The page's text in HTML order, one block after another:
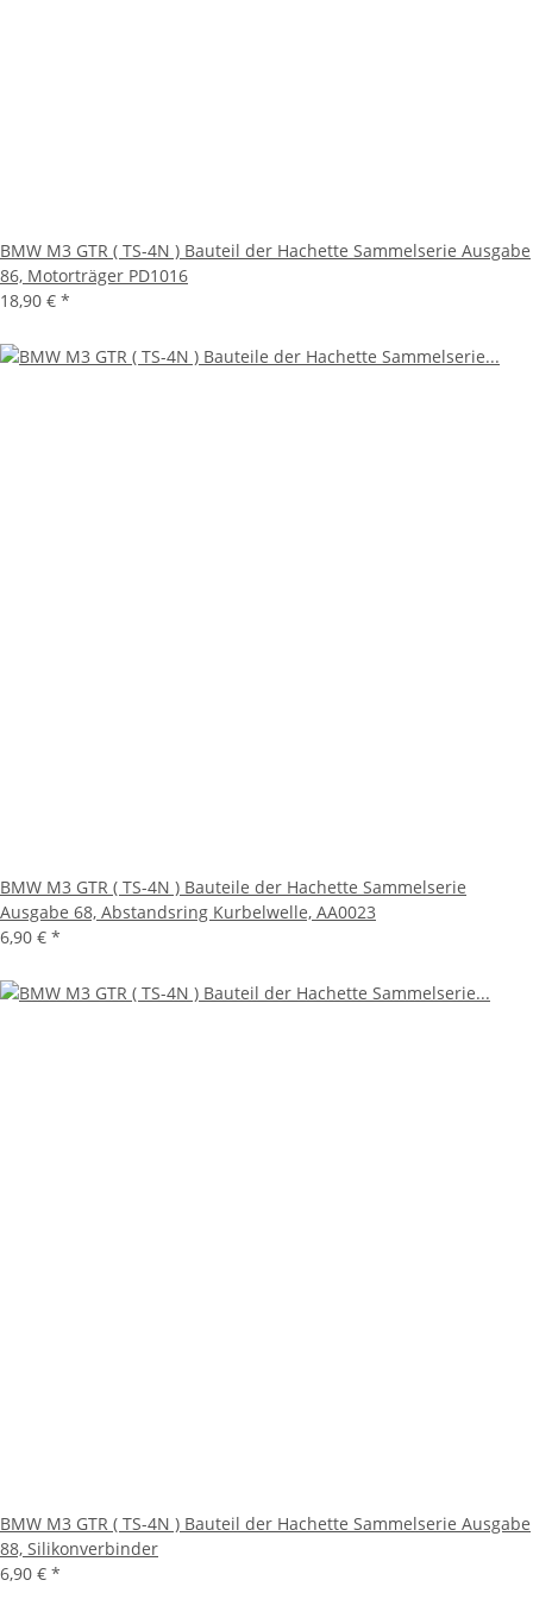
BMW M3 GTR ( TS-4N ) Bauteil der Hachette Sammelserie Ausgabe
86, Motorträger PD1016
18,90 € *
BMW M3 GTR ( TS-4N ) Bauteile der Hachette Sammelserie
Ausgabe 68, Abstandsring Kurbelwelle, AA0023
6,90 € *
BMW M3 GTR ( TS-4N ) Bauteil der Hachette Sammelserie Ausgabe
88, Silikonverbinder
6,90 € *